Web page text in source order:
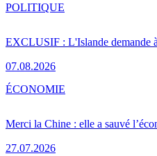
EXCLUSIF : L'Islande demande
07.08.2026
POLITIQUE
Merci la Chine : elle a sauvé
27.07.2026
ÉCONOMIE